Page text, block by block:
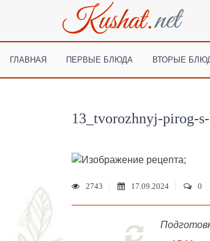
ГЛАВНАЯ ПЕРВЫЕ БЛЮДА ВТОРЫЕ
13_tvorozhnyj-pirog-
;
2743 17.09.2024 0